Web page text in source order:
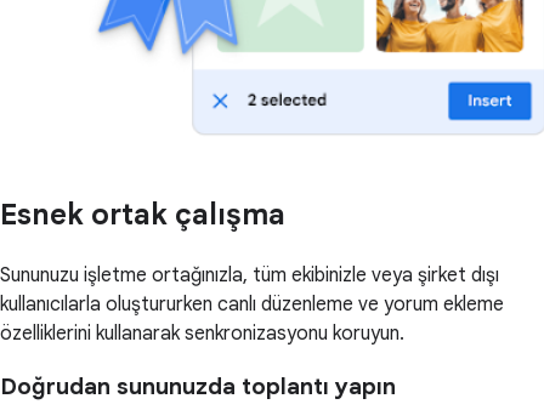
Esnek ortak çalışma
Sununuzu işletme ortağınızla, tüm ekibinizle veya şirket dışı
kullanıcılarla oluştururken canlı düzenleme ve yorum ekleme
özelliklerini kullanarak senkronizasyonu koruyun.
Doğrudan sununuzda toplantı yapın